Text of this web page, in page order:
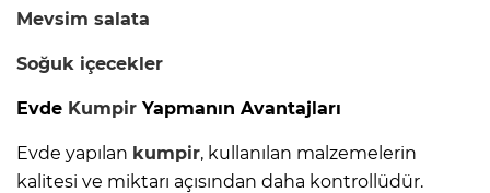
Mevsim salata
Soğuk içecekler
Evde Kumpir Yapmanın Avantajları
Evde yapılan kumpir, kullanılan malzemelerin
kalitesi ve miktarı açısından daha kontrollüdür.